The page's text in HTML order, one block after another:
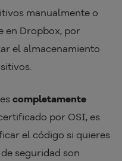
manualmente o
en Dropbox, por
el almacenamiento
completamente
por OSI, es
el código si quieres
seguridad son